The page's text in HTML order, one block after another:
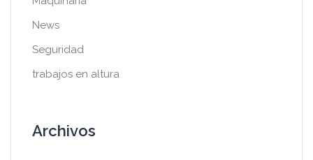
News
Seguridad
trabajos en altura
Archivos